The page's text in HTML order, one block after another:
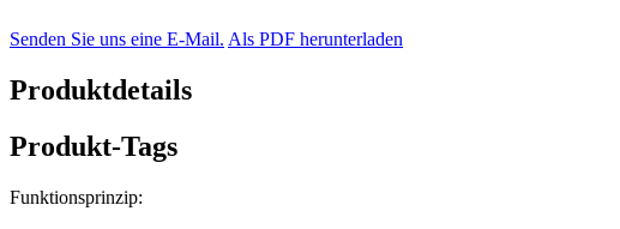
Senden Sie uns eine E-Mail. Als PDF herunterladen
Produktdetails
Produkt-Tags
Funktionsprinzip: